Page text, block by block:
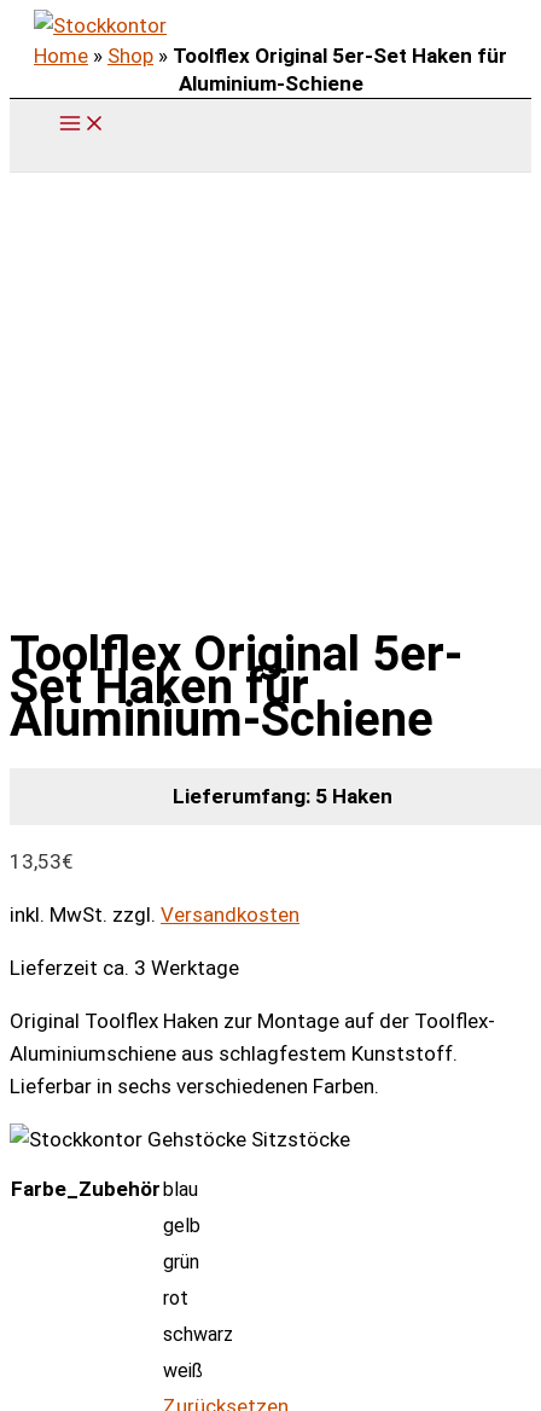
Zum
Inhalt
Home » Shop » Toolflex Original 5er-Set Haken für
Aluminium-Schiene
Toolflex Original 5er-
Set Haken für
Aluminium-Schiene
Lieferumfang: 5 Haken
13,53€
inkl. MwSt. zzgl. Versandkosten
Lieferzeit ca. 3 Werktage
Original Toolflex Haken zur Montage auf der Toolflex-
Aluminiumschiene aus schlagfestem Kunststoff.
Lieferbar in sechs verschiedenen Farben.
Farbe_Zubehör blau
gelb
grün
rot
schwarz
weiß